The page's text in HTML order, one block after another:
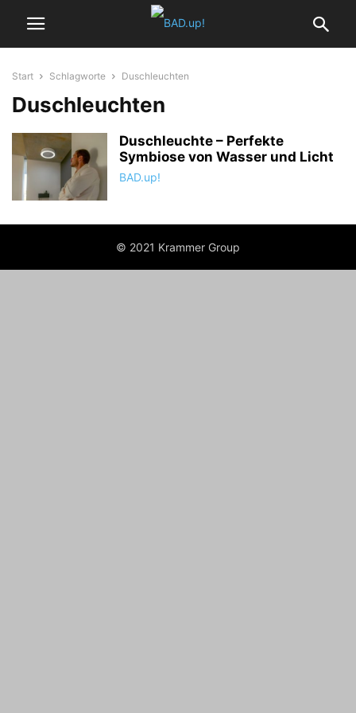
Start Schlagworte Duschleuchten
Duschleuchten
Duschleuchte – Perfekte
Symbiose von Wasser und Licht
BAD.up!
© 2021 Krammer Group